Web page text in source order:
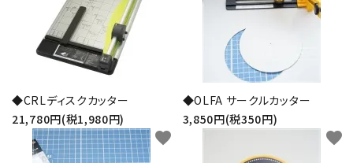
◆CRLディスクカッター
21,780円(税1,980円)
◆OLFA サークルカッター
3,850円(税350円)
favorite favorite